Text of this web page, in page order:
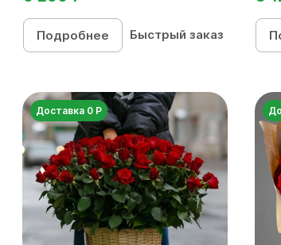
Подробнее Быстрый заказ
Доставка 0 Р